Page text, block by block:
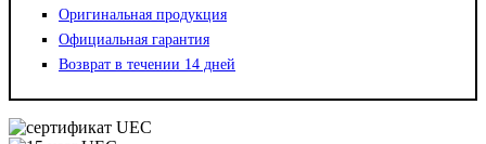
Оригинальная продукция
Официальная гарантия
Возврат в течении 14 дней